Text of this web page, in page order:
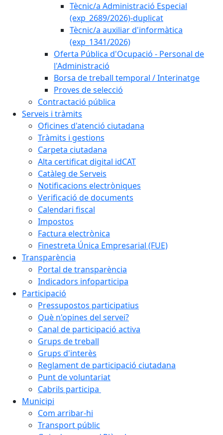
Tècnic/a Administració Especial
(exp_2689/2026)-duplicat
Tècnic/a auxiliar d'informàtica
(exp_1341/2026)
Oferta Pública d'Ocupació - Personal de
l'Administració
Borsa de treball temporal / Interinatge
Proves de selecció
Contractació pública
Serveis i tràmits
Oficines d'atenció ciutadana
Tràmits i gestions
Carpeta ciutadana
Alta certificat digital idCAT
Catàleg de Serveis
Notificacions electròniques
Verificació de documents
Calendari fiscal
Impostos
Factura electrònica
Finestreta Única Empresarial (FUE)
Transparència
Portal de transparència
Indicadors infoparticipa
Participació
Pressupostos participatius
Què n'opines del servei?
Canal de participació activa
Grups de treball
Grups d'interès
Reglament de participació ciutadana
Punt de voluntariat
Cabrils participa
Municipi
Com arribar-hi
Transport públic